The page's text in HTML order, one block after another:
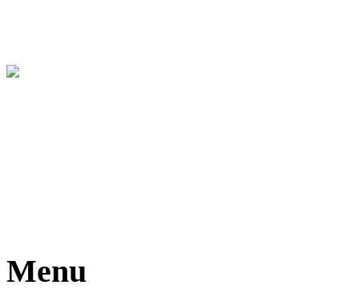
Menu